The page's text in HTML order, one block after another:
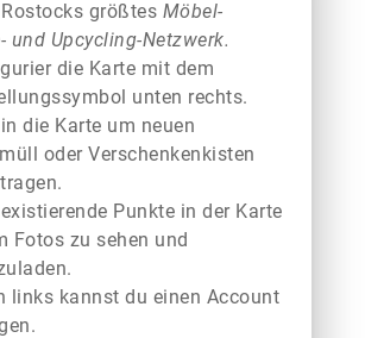
größtes Möbel-
und Upcycling-Netzwerk.
die Karte mit dem
unten rechts.
die Karte um neuen
oder Verschenkenkisten
Punkte in der Karte
Fotos zu sehen und
links kannst du einen Account